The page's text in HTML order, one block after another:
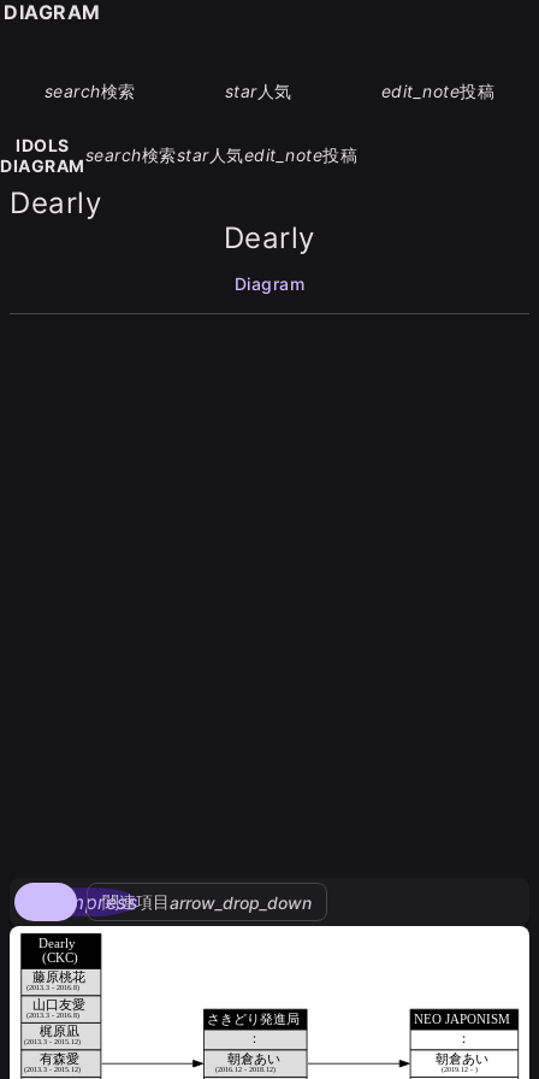
search検索 star人気 edit_note投稿
IDOLS
DIAGRAM
search検索star人気edit_note投稿
Dearly
Dearly
Diagram
compress
関連項目arrow_drop_down